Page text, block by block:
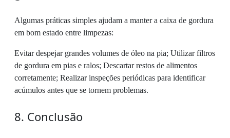
Algumas práticas simples ajudam a manter a caixa de gordura
em bom estado entre limpezas:
Evitar despejar grandes volumes de óleo na pia; Utilizar filtros
de gordura em pias e ralos; Descartar restos de alimentos
corretamente; Realizar inspeções periódicas para identificar
acúmulos antes que se tornem problemas.
8. Conclusão